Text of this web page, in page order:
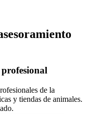
profesional
de la
y tiendas de animales.